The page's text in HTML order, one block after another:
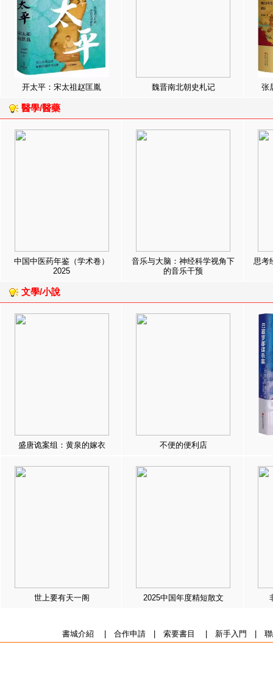
开太平：宋太祖赵匡胤 魏晋南北朝史札记 张
醫學/醫藥
中国中医药年鉴（学术卷）
2025
音乐与大脑：神经科学视角下
的音乐干预
思考
文學/小說
盛唐诡案组：黄泉的嫁衣 不便的便利店
世上要有天一阁 2025中国年度精短散文
書城介紹 合作申請| 索要書目 新手入門